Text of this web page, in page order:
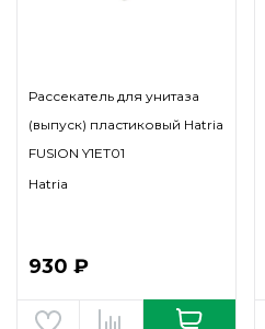
Рассекатель для унитаза
(выпуск) пластиковый Hatria
FUSION Y1ET01
Hatria
930 ₽